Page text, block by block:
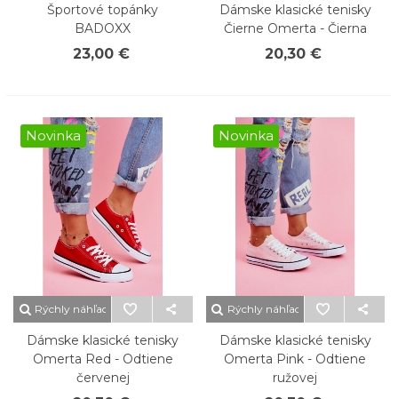
Športové topánky
BADOXX
23,00 €
Dámske klasické tenisky
Čierne Omerta - Čierna
20,30 €
Novinka
Rýchly náhľad
Dámske klasické tenisky
Omerta Red - Odtiene
červenej
Novinka
Rýchly náhľad
Dámske klasické tenisky
Omerta Pink - Odtiene
ružovej